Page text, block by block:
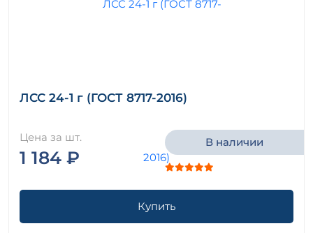
ЛСС 24-1 г (ГОСТ 8717-2016)
Цена за шт.
1 184 ₽
В наличии
Купить